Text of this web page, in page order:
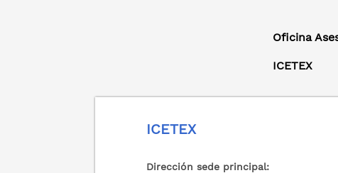
Oficina
ICETEX
ICETEX
Dirección sede principal: